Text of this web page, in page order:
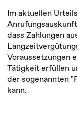
Im aktuellen
dass Zahlungen
Voraussetzungen
Tätigkeit erfüllen
der sogenannten
kann.